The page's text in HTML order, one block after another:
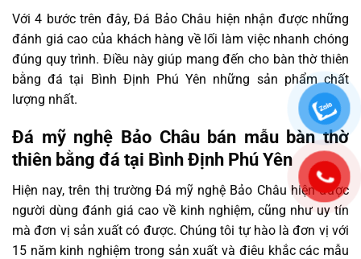
Với 4 bước trên đây, Đá Bảo Châu hiện nhận được những
đánh giá cao của khách hàng về lối làm việc nhanh chóng
đúng quy trình. Điều này giúp mang đến cho bàn thờ thiên
bằng đá tại Bình Định Phú Yên những sản phẩm chất
lượng nhất.
Đá mỹ nghệ Bảo Châu bán mẫu bàn thờ
thiên bằng đá tại Bình Định Phú Yên
Hiện nay, trên thị trường Đá mỹ nghệ Bảo Châu hiện được
người dùng đánh giá cao về kinh nghiệm, cũng như uy tín
mà đơn vị sản xuất có được. Chúng tôi tự hào là đơn vị với
15 năm kinh nghiệm trong sản xuất và điêu khắc các mẫu